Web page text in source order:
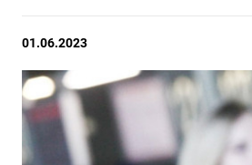
01.06.2023